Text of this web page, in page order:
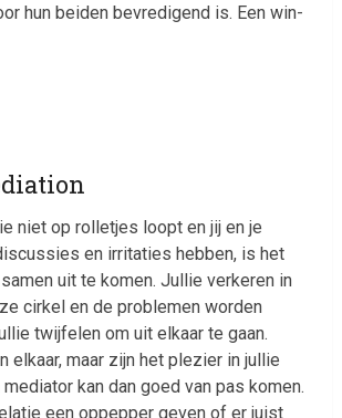
hun beiden bevredigend is. Een win-
niet op rolletjes loopt en jij en je
en irritaties hebben, is het
uit te komen. Jullie verkeren in
cirkel en de problemen worden
twijfelen om uit elkaar te gaan.
elkaar, maar zijn het plezier in jullie
kan dan goed van pas komen.
een oppepper geven of er juist